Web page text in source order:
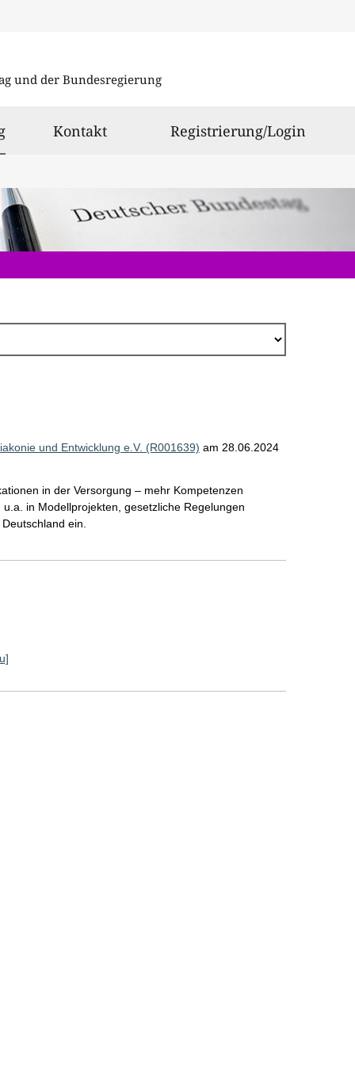
und der Bundesregierung
ausgewählt
Kontakt Registrierung/Login
und Entwicklung e.V. (R001639) am 28.06.2024
in der Versorgung – mehr Kompetenzen
in Modellprojekten, gesetzliche Regelungen
ein.